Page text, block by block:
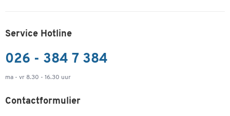
Service Hotline
026 - 384 7 384
ma - vr 8.30 - 16.30 uur
Contactformulier